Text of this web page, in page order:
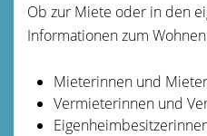
Ob zur Miete oder in den
Informationen zum
Mieterinnen und
Vermieterinnen und